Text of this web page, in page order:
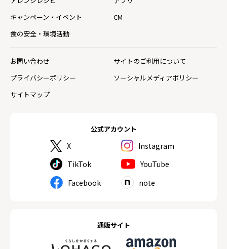
公式アカウント
X
Instagram
TikTok
YouTube
Facebook
note
通販サイト
キャンペーン・イベント
CM
食の安全・環境活動
お問い合わせ
サイトのご利用について
プライバシーポリシー
ソーシャルメディアポリシー
サイトマップ